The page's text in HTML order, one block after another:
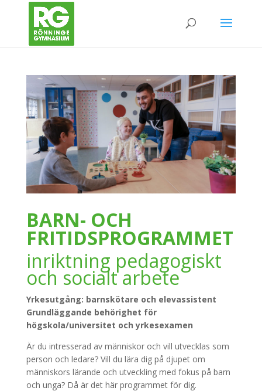
BARN- OCH
FRITIDSPROGRAMMET
inriktning pedagogiskt
och socialt arbete
Yrkesutgång: barnskötare och elevassistent
Grundläggande behörighet för
högskola/universitet och yrkesexamen
Är du intresserad av människor och vill utvecklas som
person och ledare? Vill du lära dig på djupet om
människors lärande och utveckling med fokus på barn
och unga? Då är det här programmet för dig.